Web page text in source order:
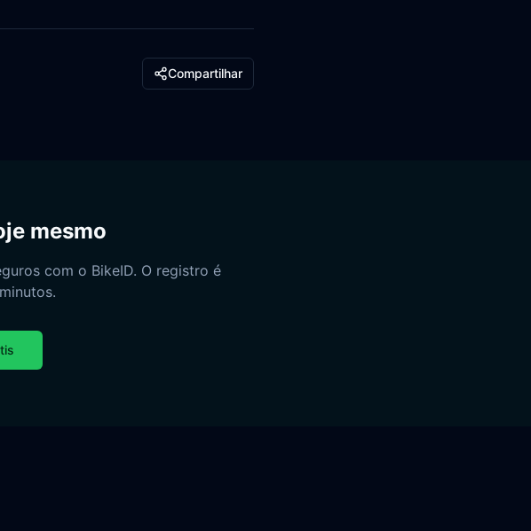
Compartilhar
mesmo
com o BikeID. O registro é